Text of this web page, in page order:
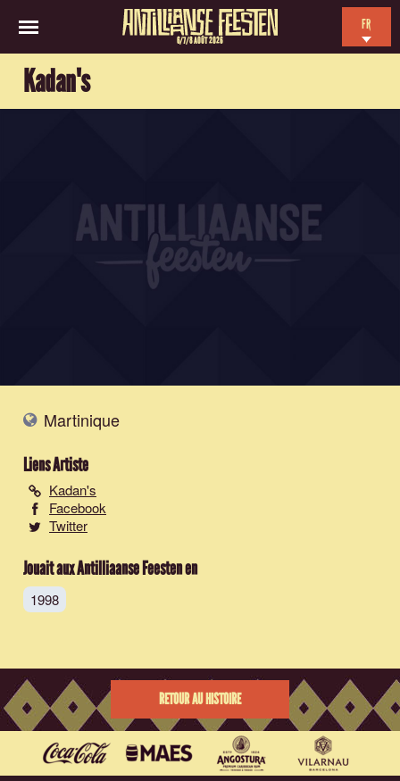
6/7/8 AOÛT 2026
FR
Kadan's
Martinique
Liens Artiste
Kadan's
Facebook
Twitter
Jouait aux Antilliaanse Feesten en
1998
RETOUR AU HISTOIRE